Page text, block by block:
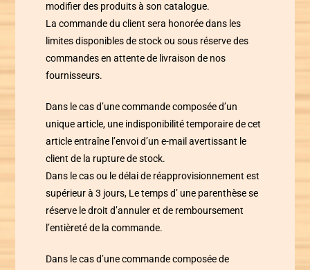
modifier des produits à son catalogue.
La commande du client sera honorée dans les
limites disponibles de stock ou sous réserve des
commandes en attente de livraison de nos
fournisseurs.
Dans le cas d’une commande composée d’un
unique article, une indisponibilité temporaire de cet
article entraîne l’envoi d’un e-mail avertissant le
client de la rupture de stock.
Dans le cas ou le délai de réapprovisionnement est
supérieur à 3 jours, Le temps d’ une parenthèsese
réserve le droit d’annuler et de remboursement
l’entièreté de la commande.
Dans le cas d’une commande composée de